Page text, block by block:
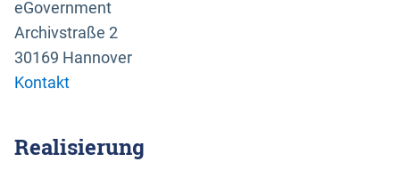
eGovernment
Archivstraße 2
30169 Hannover
Kontakt
Realisierung